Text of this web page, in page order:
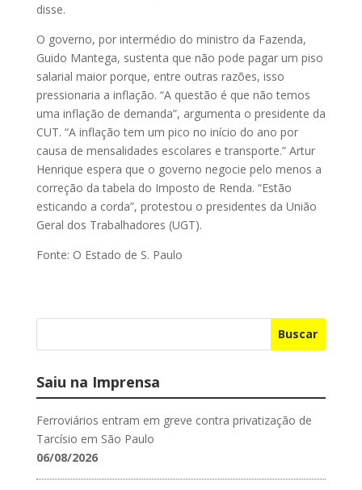
disse.
O governo, por intermédio do ministro da Fazenda,
Guido Mantega, sustenta que não pode pagar um piso
salarial maior porque, entre outras razões, isso
pressionaria a inflação. “A questão é que não temos
uma inflação de demanda”, argumenta o presidente da
CUT. “A inflação tem um pico no início do ano por
causa de mensalidades escolares e transporte.” Artur
Henrique espera que o governo negocie pelo menos a
correção da tabela do Imposto de Renda. “Estão
esticando a corda”, protestou o presidentes da União
Geral dos Trabalhadores (UGT).
Fonte: O Estado de S. Paulo
Buscar
Saiu na Imprensa
Ferroviários entram em greve contra privatização de
Tarcísio em São Paulo
06/08/2026